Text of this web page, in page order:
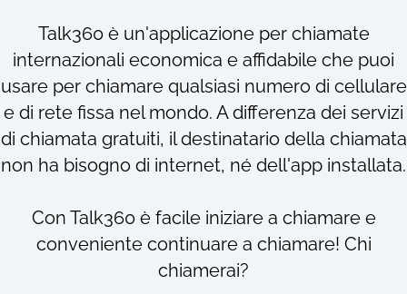
Talk360 è un'applicazione per chiamate
internazionali economica e affidabile che puoi
usare per chiamare qualsiasi numero di cellulare
e di rete fissa nel mondo. A differenza dei servizi
di chiamata gratuiti, il destinatario della chiamata
non ha bisogno di internet, né dell'app installata.
Con Talk360 è facile iniziare a chiamare e
conveniente continuare a chiamare! Chi
chiamerai?